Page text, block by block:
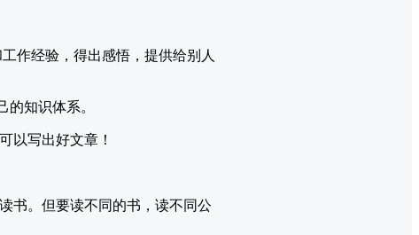
作经验，得出感悟，提供给别人
知识体系。
以写出好文章！
书。但要读不同的书，读不同公